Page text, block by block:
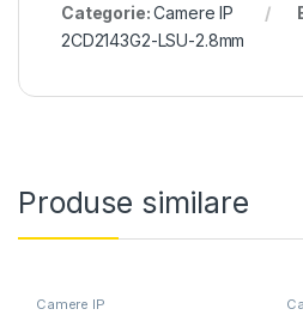
Categorie:Camere IP
2CD2143G2-LSU-2.8mm
Produse similare
Camere IP